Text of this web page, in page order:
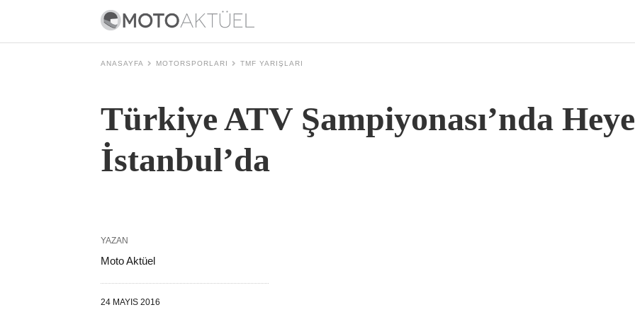
ANASAYFA MOTORSPORLARI TMF YARIŞLARI
Türkiye ATV Şampiyonası’nda
İstanbul’da
YAZAN
Moto Aktüel
24 MAYIS 2016